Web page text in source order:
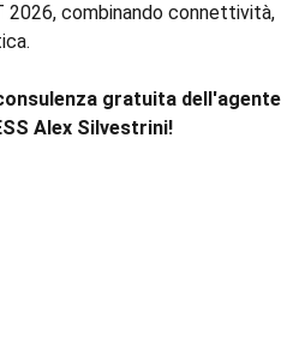
2026, combinando connettività,
gratuita dell'agente
Alex Silvestrini!